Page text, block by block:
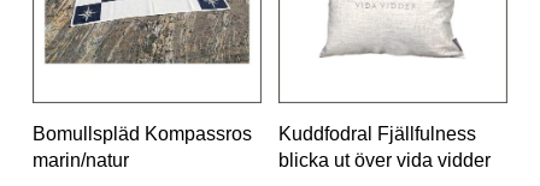
Bomullspläd Kompassros
marin/natur
Kuddfodral Fjällfulness
blicka ut över vida vidder